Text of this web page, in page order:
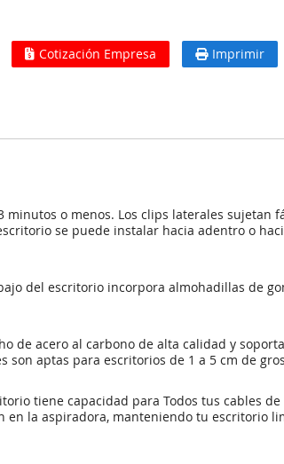
Cotización Empresa Imprimir
o menos. Los clips laterales
se puede instalar hacia adentro o
del escritorio incorpora almohadillas de
de acero al carbono de alta calidad y
son aptas para escritorios de 1 a 5 cm de
tiene capacidad para Todos tus cables
la aspiradora, manteniendo tu escritorio